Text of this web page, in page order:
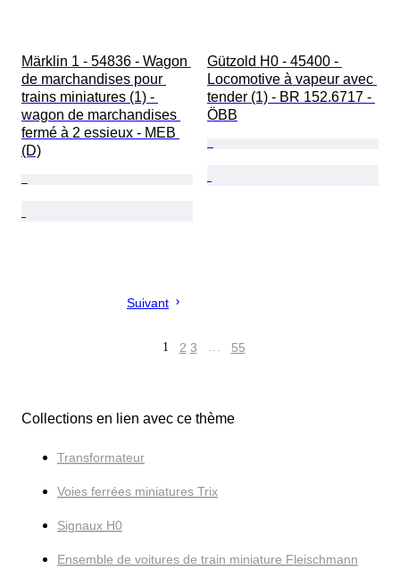
Märklin 1 - 54836 - Wagon
de marchandises pour
trains miniatures (1) -
wagon de marchandises
fermé à 2 essieux - MEB
(D)
Gützold H0 - 45400 -
Locomotive à vapeur avec
tender (1) - BR 152.6717 -
ÖBB
Suivant
1 2 3 … 55
Collections en lien avec ce thème
Transformateur
Voies ferrées miniatures Trix
Signaux H0
Ensemble de voitures de train miniature Fleischmann